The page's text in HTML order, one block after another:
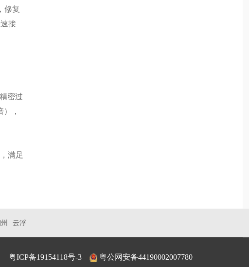
修复
接
密过
，
满足
云浮
粤ICP备19154118号-3 粤公网安备44190002007780